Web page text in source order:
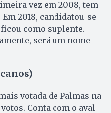
vez em 2008, tem
2018, candidatou-se
como suplente.
será um nome
votada de Palmas na
Conta com o aval